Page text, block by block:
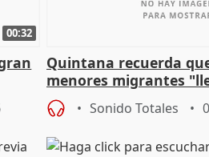
00:32
Quintana recuerda
menores migrantes
aportación del
Sonido Totales